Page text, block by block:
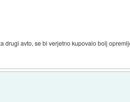
drugi avto, se bi verjetno kupovalo bolj